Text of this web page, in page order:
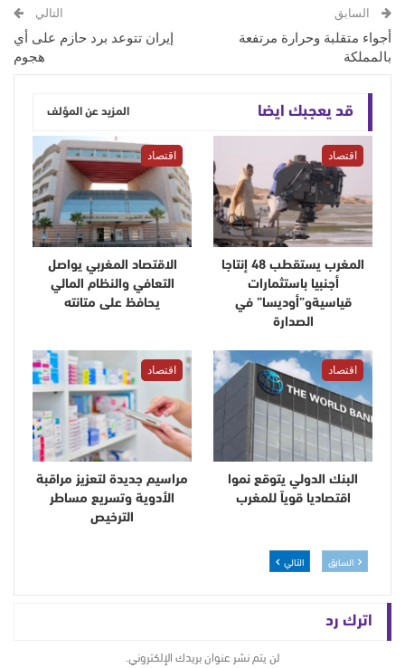
السابق
أجواء متقلبة وحرارة مرتفعة
بالمملكة
التالي
إيران تتوعد برد حازم على أي
هجوم
قد يعجبك ايضا المزيد عن المؤلف
اقتصاد
المغرب يستقطب 48 إنتاجا
أجنبيا باستثمارات
قياسيةو”أوديسا” في
الصدارة
اقتصاد
الاقتصاد المغربي يواصل
التعافي والنظام المالي
يحافظ على متانته
اقتصاد
البنك الدولي يتوقع نموا
اقتصاديا قوياً للمغرب
اقتصاد
مراسيم جديدة لتعزيز مراقبة
الأدوية وتسريع مساطر
الترخيص
السابق التالي
اترك رد
لن يتم نشر عنوان بريدك الإلكتروني.